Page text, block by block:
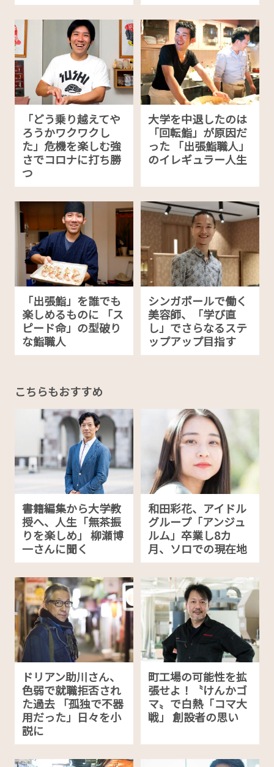
「どう乗り越えてや
ろうかワクワクし
た」危機を楽しむ強
さでコロナに打ち勝
つ
大学を中退したのは
「回転鮨」が原因だ
った 「出張鮨職人」
のイレギュラー人生
「出張鮨」を誰でも
楽しめるものに 「ス
ピード命」の型破り
な鮨職人
シンガポールで働く
美容師、「学び直
し」でさらなるステ
ップアップ目指す
こちらもおすすめ
書籍編集から大学教
授へ、人生「無茶振
りを楽しめ」 柳瀬博
一さんに聞く
和田彩花、アイドル
グループ「アンジュ
ルム」卒業し8カ
月、ソロでの現在地
ドリアン助川さん、
色弱で就職拒否され
た過去 「孤独で不器
用だった」日々を小
説に
町工場の可能性を拡
張せよ！〝けんかゴ
マ〟で白熱「コマ大
戦」 創設者の思い